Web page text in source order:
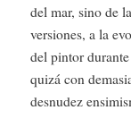
del mar, sino de
versiones, a la
del pintor
quizá con
desnudez